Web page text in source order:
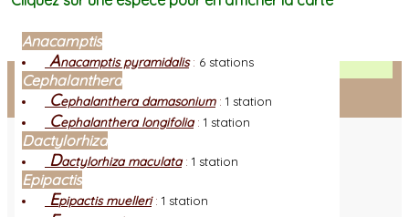
Facebook
Connexion adhérent
Anacamptis
Anacamptis pyramidalis: 6 stations
Cephalanthera
Cephalanthera damasonium: 1 station
Cephalanthera longifolia: 1 station
Dactylorhiza
Dactylorhiza maculata: 1 station
Epipactis
Epipactis muelleri: 1 station